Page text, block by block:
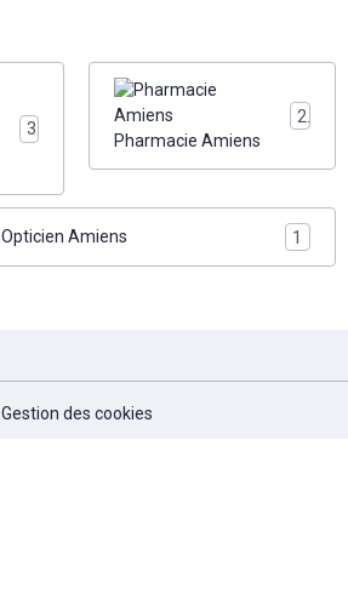
Pharmacie Amiens
Opticien Amiens 1
Gestion des cookies